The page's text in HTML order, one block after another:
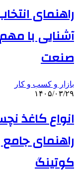
راهنمای
آشنایی با
صنعت
بازار و کسب و کار
۱۴۰۵/۰۳/۲۹
انواع کاغذ
راهنمای
کوتینگ